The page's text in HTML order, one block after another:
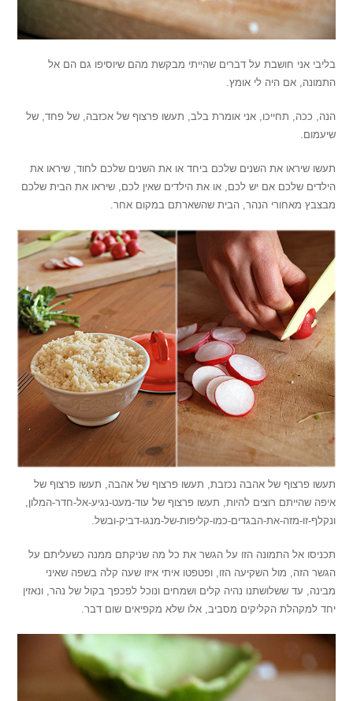
בליבי אני חושבת על דברים שהייתי מבקשת מהם שיוסיפו גם הם אל
התמונה, אם היה לי אומץ.
הנה, ככה, תחייכו, אני אומרת בלב, תעשו פרצוף של אכזבה, של פחד, של
שיעמום.
תעשו שיראו את השנים שלכם ביחד או את השנים שלכם לחוד, שיראו את
הילדים שלכם אם יש לכם, או את הילדים שאין לכם, שיראו את הבית שלכם
מבצבץ מאחורי הנהר, הבית שהשארתם במקום אחר.
תעשו פרצוף של אהבה נכזבת, תעשו פרצוף של אהבה, תעשו פרצוף של
איפה שהייתם רוצים להיות, תעשו פרצוף של עוד-מעט-נגיע-אל-חדר-המלון,
ונקלף-זו-מזה-את-הבגדים-כמו-קליפות-של-מנגו-דביק-ובשל.
תכניסו אל התמונה הזו על הגשר את כל מה שניקתם ממנה כשעליתם על
הגשר הזה, מול השקיעה הזו, ופטפטו איתי איזו שעה קלה בשפה שאיני
מבינה, עד ששלושתנו נהיה קלים ושמחים ונוכל לפכפך בקול של נהר, ונאזין
יחד למקהלת הקליקים מסביב, אלו שלא מקפיאים שום דבר.